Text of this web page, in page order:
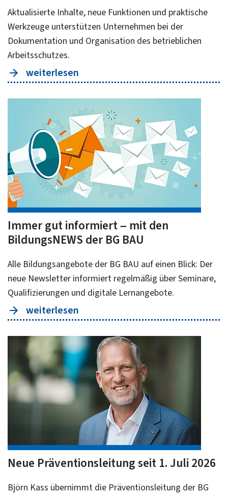
Aktualisierte Inhalte, neue Funktionen und praktische
Werkzeuge unterstützen Unternehmen bei der
Dokumentation und Organisation des betrieblichen
Arbeitsschutzes.
weiterlesen
Immer gut informiert – mit den
BildungsNEWS der BG BAU
Alle Bildungsangebote der BG BAU auf einen Blick: Der
neue Newsletter informiert regelmäßig über Seminare,
Qualifizierungen und digitale Lernangebote.
weiterlesen
Neue Präventionsleitung seit 1. Juli 2026
Björn Kass übernimmt die Präventionsleitung der BG